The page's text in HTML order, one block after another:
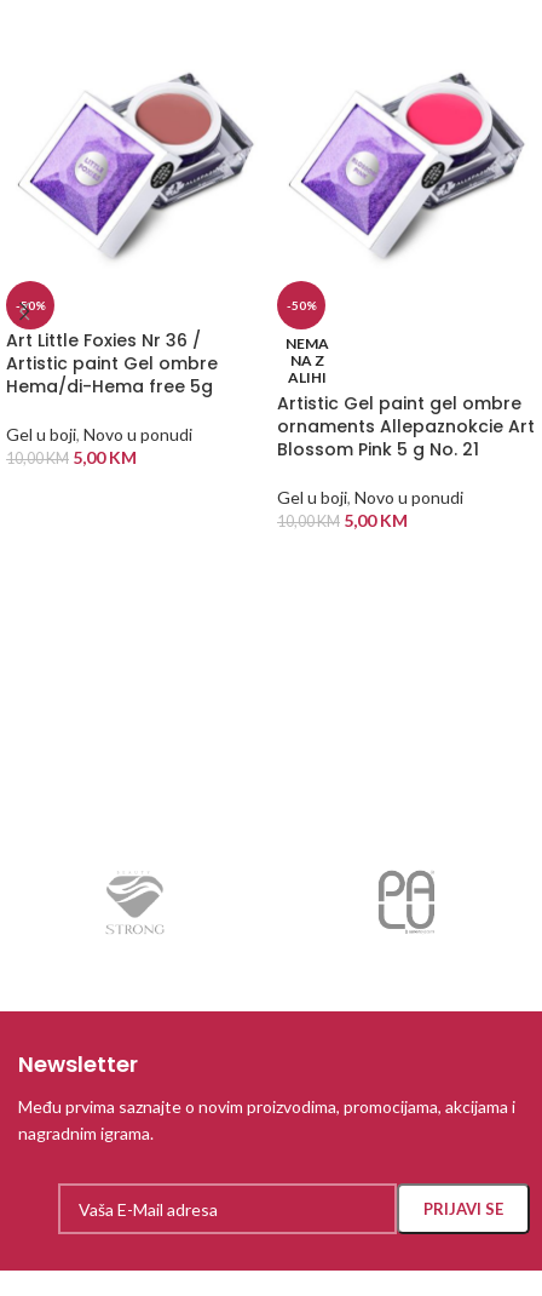
-50%
Art Little Foxies Nr 36 /
Artistic paint Gel ombre
Hema/di-Hema free 5g
Gel u boji, Novo u ponudi
10,00KM 5,00KM
-50%
NEMA
NA Z
ALIHI
Artistic Gel paint gel ombre
ornaments Allepaznokcie Art
Blossom Pink 5 g No. 21
Gel u boji, Novo u ponudi
10,00KM 5,00KM
Newsletter
Među prvima saznajte o novim proizvodima, promocijama, akcijama i
nagradnim igrama.